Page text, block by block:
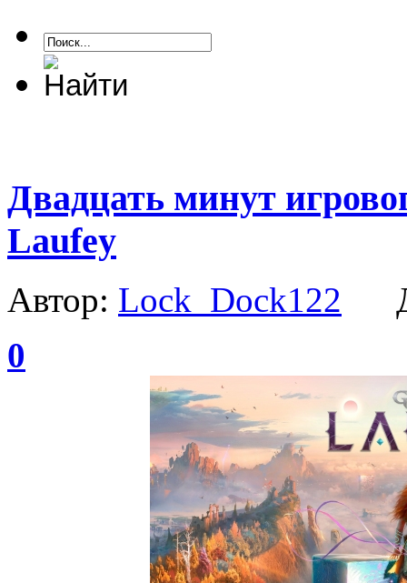
Двадцать минут
Laufey
Автор: Lock_Dock122
0